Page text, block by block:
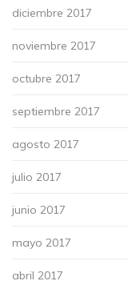
diciembre 2017
noviembre 2017
octubre 2017
septiembre 2017
agosto 2017
julio 2017
junio 2017
mayo 2017
abril 2017